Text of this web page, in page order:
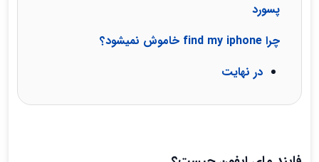
پسورد
چرا find my iphone خاموش نمیشود؟
در نهایت